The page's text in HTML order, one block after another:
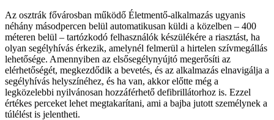
Az osztrák fővárosban működő Életmentő-alkalmazás ugyanis
néhány másodpercen belül automatikusan küldi a közelben – 400
méteren belül – tartózkodó felhasználók készülékére a riasztást, ha
olyan segélyhívás érkezik, amelynél felmerül a hirtelen szívmegállás
lehetősége. Amennyiben az elsősegélynyújtó megerősíti az
elérhetőségét, megkezdődik a bevetés, és az alkalmazás elnavigálja a
segélyhívás helyszínéhez, és ha van, akkor előtte még a
legközelebbi nyilvánosan hozzáférhető defibrillátorhoz is. Ezzel
értékes perceket lehet megtakarítani, ami a bajba jutott személynek a
túlélést is jelentheti.